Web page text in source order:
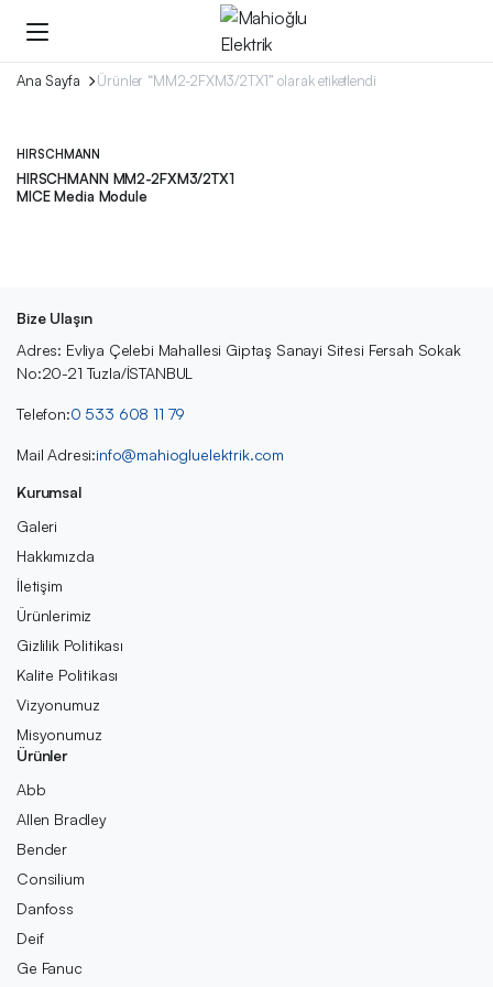
Ana Sayfa Ürünler “MM2-2FXM3/2TX1” olarak etiketlendi
HIRSCHMANN
HIRSCHMANN MM2-2FXM3/2TX1
MICE Media Module
Bize Ulaşın
Adres: Evliya Çelebi Mahallesi Giptaş Sanayi Sitesi Fersah Sokak
No:20-21 Tuzla/İSTANBUL
Telefon:0 533 608 11 79
Mail Adresi:info@mahiogluelektrik.com
Kurumsal
Galeri
Hakkımızda
İletişim
Ürünlerimiz
Gizlilik Politikası
Kalite Politikası
Vizyonumuz
Misyonumuz
Ürünler
Abb
Allen Bradley
Bender
Consilium
Danfoss
Deif
Ge Fanuc